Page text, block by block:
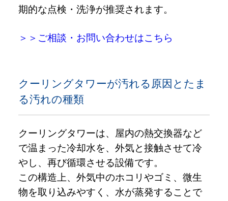
期的な点検・洗浄が推奨されます。
＞＞ご相談・お問い合わせはこちら
クーリングタワーが汚れる原因とたま
る汚れの種類
クーリングタワーは、屋内の熱交換器など
で温まった冷却水を、外気と接触させて冷
やし、再び循環させる設備です。
この構造上、外気中のホコリやゴミ、微生
物を取り込みやすく、水が蒸発することで